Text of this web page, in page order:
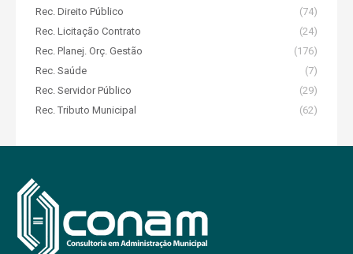
Rec. Direito Público
(74)
Rec. Licitação Contrato
(24)
Rec. Planej. Orç. Gestão
(176)
Rec. Saúde
(7)
Rec. Servidor Público
(29)
Rec. Tributo Municipal
(62)